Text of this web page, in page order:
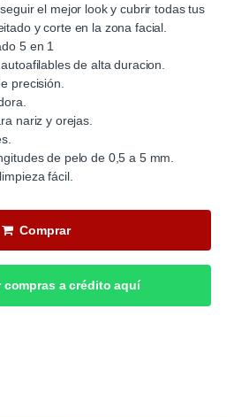
el mejor look y cubrir todas tus
y corte en la zona facial.
5 en 1
de alta duracion.
precisión.
nariz y orejas.
de pelo de 0,5 a 5 mm.
fácil.
Comprar
compras a crédito aquí